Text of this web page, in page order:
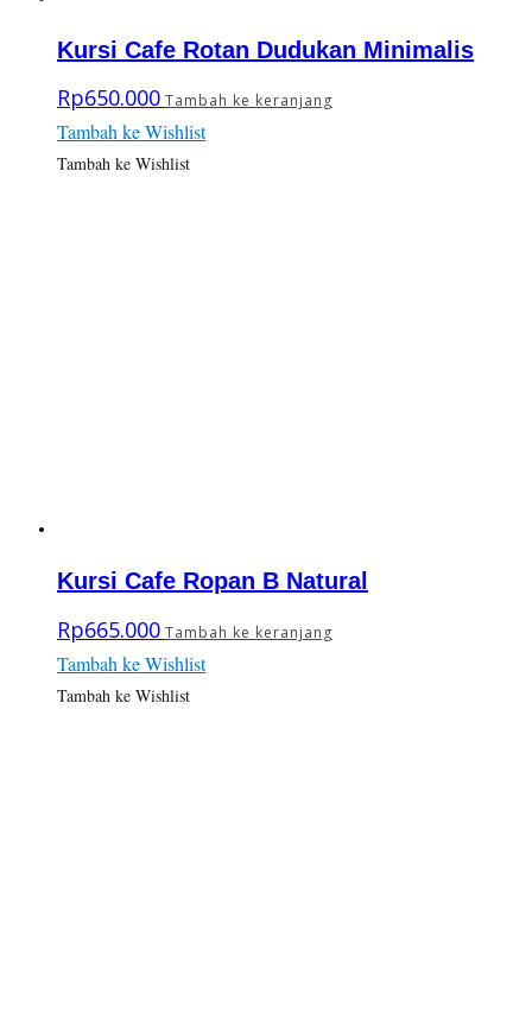
Kursi Cafe Rotan Dudukan Minimalis
Rp650.000 Tambah ke keranjang
Tambah ke Wishlist
Tambah ke Wishlist
Kursi Cafe Ropan B Natural
Rp665.000 Tambah ke keranjang
Tambah ke Wishlist
Tambah ke Wishlist